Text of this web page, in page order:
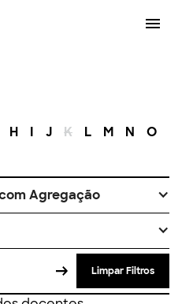
H I J K L M N O
Agregação
Limpar Filtros